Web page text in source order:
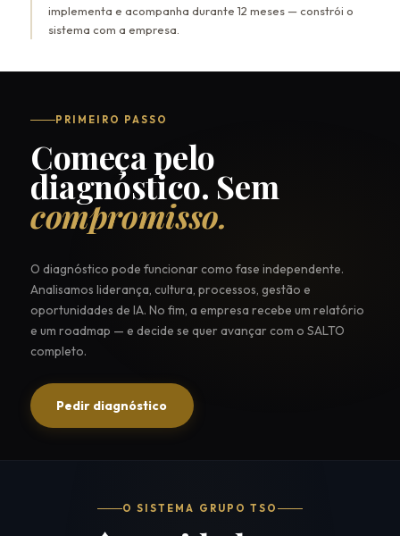
implementa e acompanha durante 12 meses — constrói o
sistema com a empresa.
PRIMEIRO PASSO
Começa pelo
diagnóstico. Sem
compromisso.
O diagnóstico pode funcionar como fase independente.
Analisamos liderança, cultura, processos, gestão e
oportunidades de IA. No fim, a empresa recebe um relatório
e um roadmap — e decide se quer avançar com o SALTO
completo.
Pedir diagnóstico
O SISTEMA GRUPO TSO